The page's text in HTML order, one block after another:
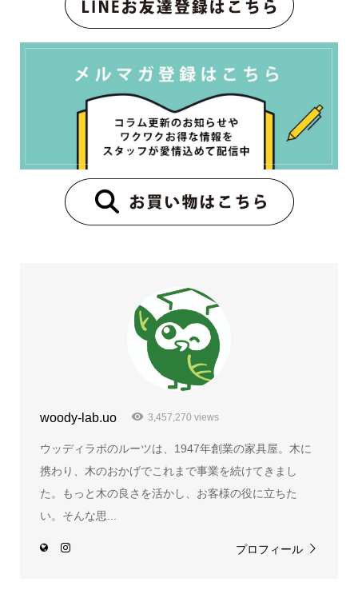
woody-lab.uo 3,457,270 views
ウッディラボのルーツは、1947年創業の家具屋。木に
携わり、木のおかげでこれまで事業を続けてきまし
た。もっと木の良さを活かし、お客様の役に立ちた
い。そんな思...
プロフィール